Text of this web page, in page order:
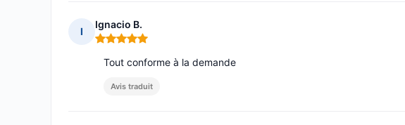
I
Ignacio B.
Note : 5 sur 5
Tout conforme à la demande
Avis traduit